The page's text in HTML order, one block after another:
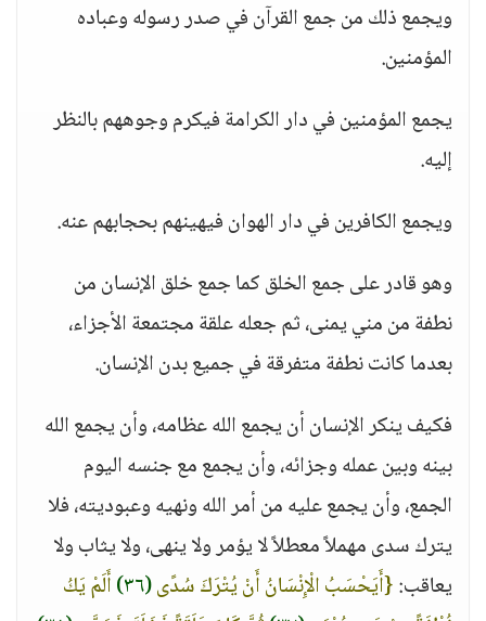
ويجمع ذلك من جمع القرآن في صدر رسوله وعباده
المؤمنين.
يجمع المؤمنين في دار الكرامة فيكرم وجوههم بالنظر
إليه.
ويجمع الكافرين في دار الهوان فيهينهم بحجابهم عنه.
وهو قادر على جمع الخلق كما جمع خلق الإنسان من
نطفة من مني يمنى، ثم جعله علقة مجتمعة الأجزاء،
بعدما كانت نطفة متفرقة في جميع بدن الإنسان.
فكيف ينكر الإنسان أن يجمع الله عظامه، وأن يجمع الله
بينه وبين عمله وجزائه، وأن يجمع مع جنسه اليوم
الجمع، وأن يجمع عليه من أمر الله ونهيه وعبوديته، فلا
يترك سدى مهملاً معطلاً لا يؤمر ولا ينهى، ولا يثاب ولا
يعاقب:{أَيَحْسَبُ الْإِنْسَانُ أَنْ يُتْرَكَ سُدًى(٣٦)
أَلَمْ يَكُ